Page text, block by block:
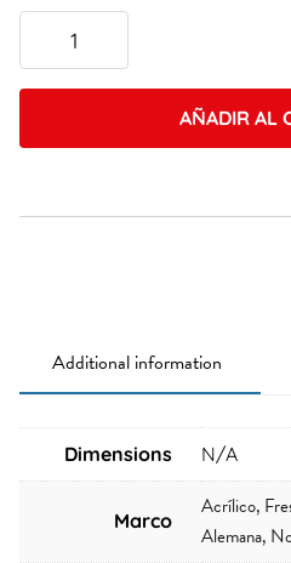
Carlos
quantity
AÑADIR AL
Additional information
Dimensions N/A
Marco
Acrílico,
Alemana,